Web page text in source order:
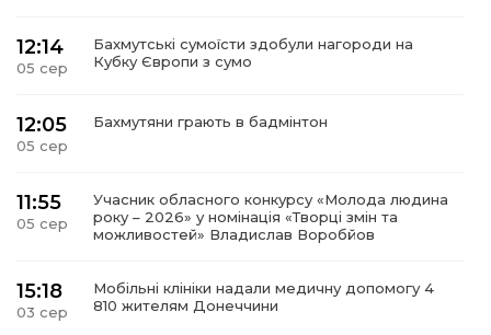
12:14
05 сер
Бахмутські сумоїсти здобули нагороди на
Кубку Європи з сумо
12:05
05 сер
Бахмутяни грають в бадмінтон
11:55
05 сер
Учасник обласного конкурсу «Молода людина
року – 2026» у номінація «Творці змін та
можливостей» Владислав Воробйов
15:18
03 сер
Мобільні клініки надали медичну допомогу 4
810 жителям Донеччини